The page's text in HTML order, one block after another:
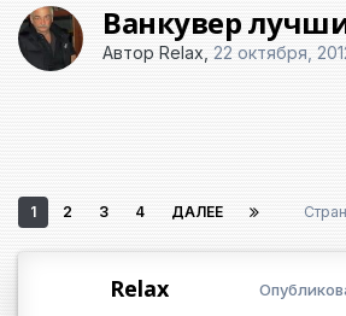
Ванкувер
Автор Relax 22 октября,
1 2 3 4 ДАЛЕЕ
Relax